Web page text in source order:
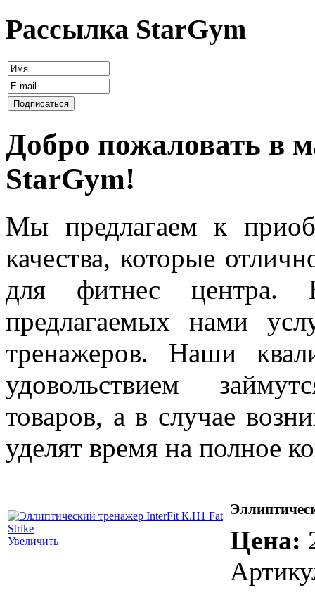
Рассылка StarGym
Добро пожаловать в
StarGym!
Мы предлагаем к
качества, которые
для фитнес
предлагаемых нами
тренажеров. Наши
удовольствием
товаров, а в случае
уделят время на полное
Увеличить Цена: